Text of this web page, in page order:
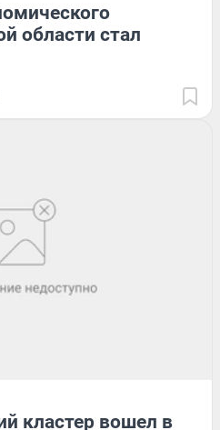
области стал
кластер вошел в